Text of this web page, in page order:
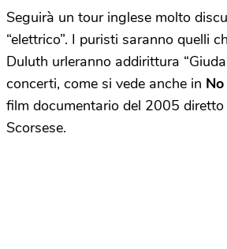
Seguirà un tour inglese molto
“elettrico”. I puristi saranno quelli
Duluth urleranno addirittura
concerti, come si vede anche in
film documentario del 2005
Scorsese.